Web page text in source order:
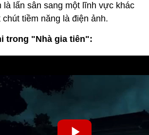
là lấn sân sang một lĩnh vực khác
tiềm năng là điện ảnh.
trong "Nhà gia tiên":